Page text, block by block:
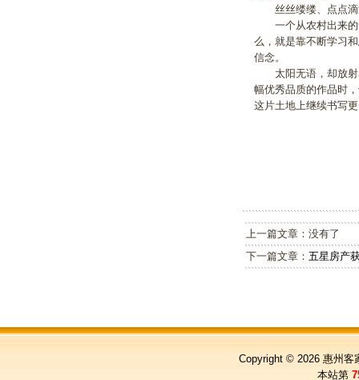
丝丝缕缕、点点滴
一个从农村出来的
么，就是靠不断学习
信念。
太阳无语，却放射
幅优秀品质的作品时
这片土地上继续书写
上一篇文章：没有了
下一篇文章：五星房产
Copyright © 2026 惠州客
本站第